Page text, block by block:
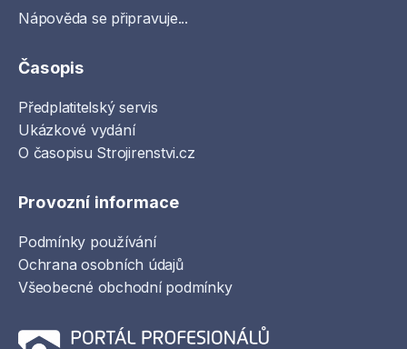
Nápověda se připravuje...
Časopis
Předplatitelský servis
Ukázkové vydání
O časopisu Strojirenstvi.cz
Provozní informace
Podmínky používání
Ochrana osobních údajů
Všeobecné obchodní podmínky